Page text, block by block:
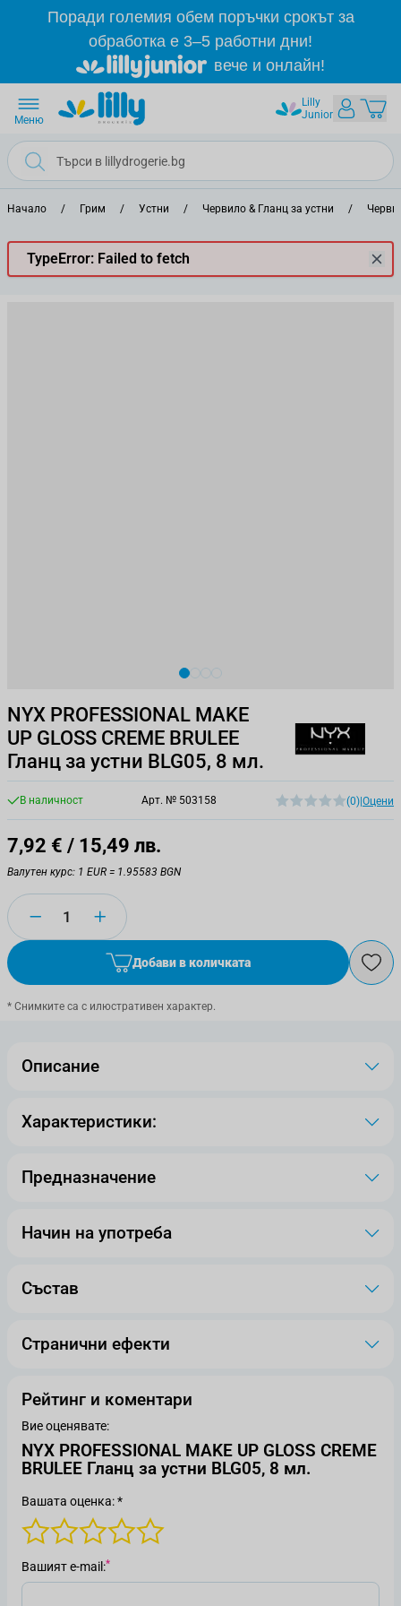
Прескачане към съдържанието
Поради големия обем поръчки срокът за
обработка е 3–5 работни дни!
вече и онлайн!
Lilly
Junior
Меню
Начало / Грим / Устни / Червило & Гланц за устни /
TypeError: Failed to fetch
View larger image
View larger image
View larger image
View larger image
NYX PROFESSIONAL MAKE
UP GLOSS CREME BRULEE
Гланц за устни BLG05, 8 мл.
В наличност Арт. № 503158 (0) Оцени
7,92 € / 15,49 лв.
Валутен курс: 1 EUR = 1.95583 BGN
Количество
Добави в количката
* Снимките са с илюстративен характер.
Описание
Характеристики:
Предназначение
Начин на употреба
Състав
Странични ефекти
Рейтинг и коментари
Вие оценявате:
NYX PROFESSIONAL MAKE UP GLOSS CREME
BRULEE Гланц за устни BLG05, 8 мл.
Вашата оценка: *
Вашият е-mail